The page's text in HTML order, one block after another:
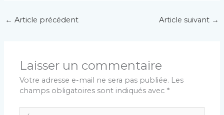
← Article précédent Article suivant →
Laisser un commentaire
Votre adresse e-mail ne sera pas publiée. Les
champs obligatoires sont indiqués avec *
Écrivez